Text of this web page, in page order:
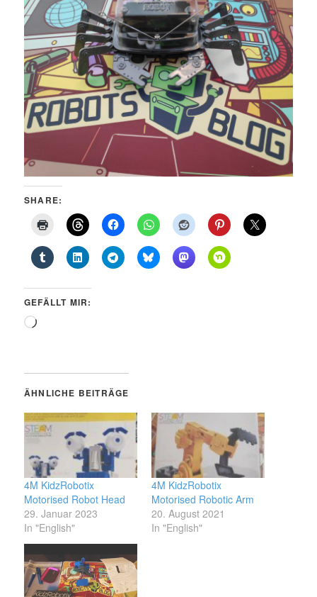
SHARE:
GEFÄLLT MIR:
Wird
ÄHNLICHE BEITRÄGE
4M KidzRobotix
Motorised Robot Head
29. Januar 2023
In "English"
4M KidzRobotix
Motorised Robotic Arm
20. August 2021
In "English"